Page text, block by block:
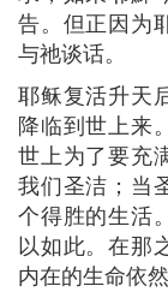
告。但正因为
与祂谈话。
耶稣复活升天
降临到世上来
世上为了要充
我们圣洁；当
个得胜的生活
以如此。在那
内在的生命依